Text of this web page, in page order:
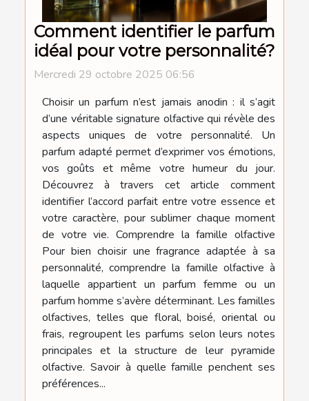
Comment identifier le parfum
idéal pour votre personnalité?
Mercredi 29 octobre 2025 06:56
Choisir un parfum n’est jamais anodin : il s’agit
d’une véritable signature olfactive qui révèle des
aspects uniques de votre personnalité. Un
parfum adapté permet d’exprimer vos émotions,
vos goûts et même votre humeur du jour.
Découvrez à travers cet article comment
identifier l’accord parfait entre votre essence et
votre caractère, pour sublimer chaque moment
de votre vie. Comprendre la famille olfactive
Pour bien choisir une fragrance adaptée à sa
personnalité, comprendre la famille olfactive à
laquelle appartient un parfum femme ou un
parfum homme s’avère déterminant. Les familles
olfactives, telles que floral, boisé, oriental ou
frais, regroupent les parfums selon leurs notes
principales et la structure de leur pyramide
olfactive. Savoir à quelle famille penchent ses
préférences...